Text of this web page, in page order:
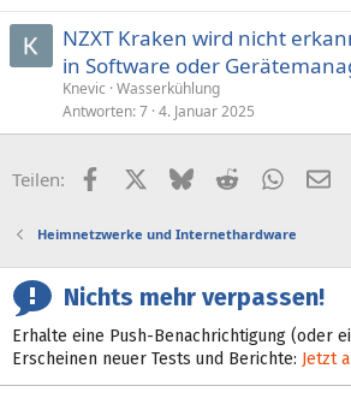
NZXT Kraken wird nicht
in Software oder
Knevic Wasserkühlung
Antworten 7 4. Januar 2025
Teilen: FacebookX (Twitter)
BlueskyReddit E-
Heimnetzwerke und Internethardware
Nichts mehr verpassen!
Erhalte eine Push-Benachrichtigung (oder
Erscheinen neuer Tests und Berichte: Jetzt